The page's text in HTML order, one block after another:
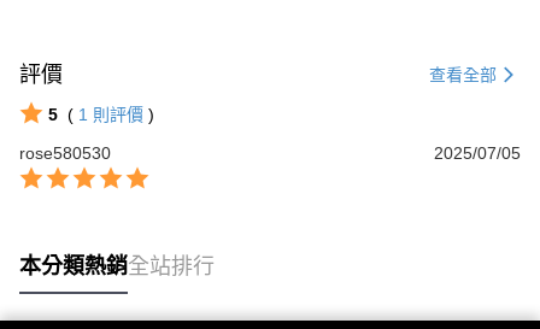
評價 查看全部
5 ( 1 則評價 )
rose580530
2025/07/05
本分類熱銷全站排行